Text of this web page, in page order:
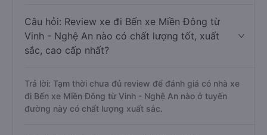
Câu hỏi: Review xe đi Bến xe Miền Đông từ
Vinh - Nghệ An nào có chất lượng tốt, xuất
sắc, cao cấp nhất?
Trả lời: Tạm thời chưa đủ review để đánh giá có nhà xe
đi Bến xe Miền Đông từ Vinh - Nghệ An nào ở tuyến
đường này có chất lượng xuất sắc.